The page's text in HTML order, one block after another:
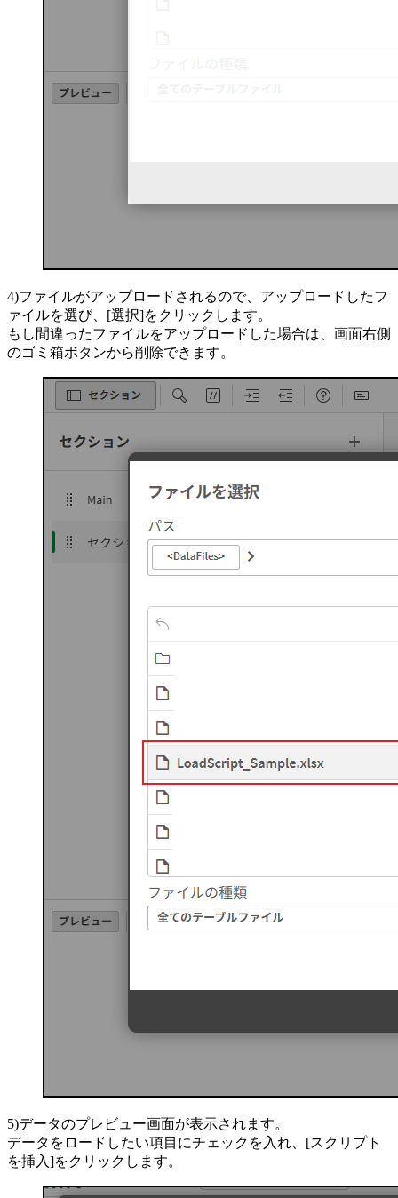
4)ファイルがアップロードされるので、アップロードしたフ
ァイルを選び、[選択]をクリックします。
もし間違ったファイルをアップロードした場合は、画面右側
のゴミ箱ボタンから削除できます。
5)データのプレビュー画面が表示されます。
データをロードしたい項目にチェックを入れ、[スクリプト
を挿入]をクリックします。